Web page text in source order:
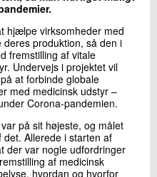
hjælpe virksomheder med
produktion, så den i
fremstilling af vitale
Undervejs i projektet vil
at forbinde globale
med medicinsk udstyr –
Corona-pandemien.
på sit højeste, og målet
Allerede i starten af
der var nogle udfordringer
af medicinsk
hvordan og hvorfor